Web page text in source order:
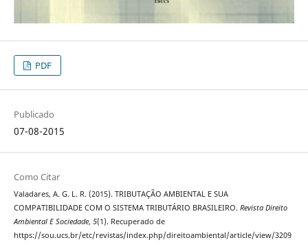
PDF
Publicado
07-08-2015
Como Citar
Valadares, A. G. L. R. (2015). TRIBUTAÇÃO AMBIENTAL E SUA
COMPATIBILIDADE COM O SISTEMA TRIBUTÁRIO BRASILEIRO. Revista Direito
Ambiental E Sociedade, 5(1). Recuperado de
https://sou.ucs.br/etc/revistas/index.php/direitoambiental/article/view/3209